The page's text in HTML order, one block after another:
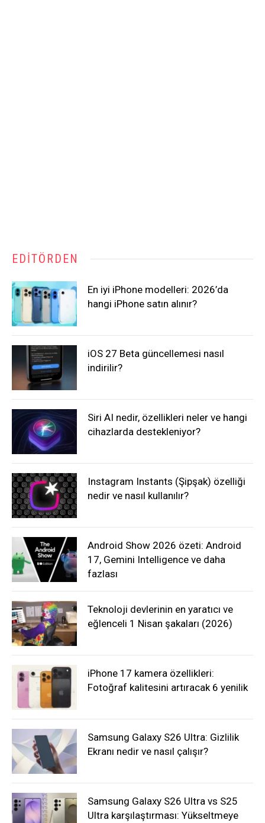
EDITÖRDEN
En iyi iPhone modelleri: 2026’da
hangi iPhone satın alınır?
iOS 27 Beta güncellemesi nasıl
indirilir?
Siri AI nedir, özellikleri neler ve hangi
cihazlarda destekleniyor?
Instagram Instants (Şipşak) özelliği
nedir ve nasıl kullanılır?
Android Show 2026 özeti: Android
17, Gemini Intelligence ve daha
fazlası
Teknoloji devlerinin en yaratıcı ve
eğlenceli 1 Nisan şakaları (2026)
iPhone 17 kamera özellikleri:
Fotoğraf kalitesini artıracak 6 yenilik
Samsung Galaxy S26 Ultra: Gizlilik
Ekranı nedir ve nasıl çalışır?
Samsung Galaxy S26 Ultra vs S25
Ultra karşılaştırması: Yükseltmeye